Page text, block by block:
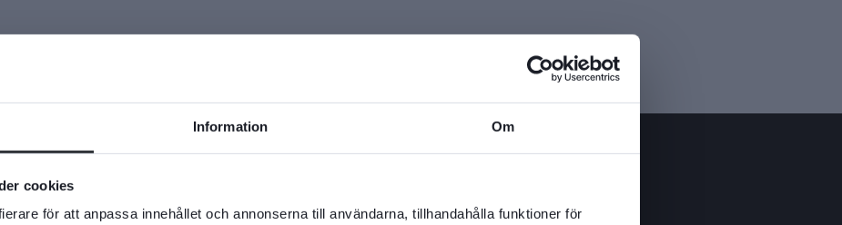
Information Om
cookies
för att anpassa innehållet och annonserna till användarna, tillhandahålla funktioner för